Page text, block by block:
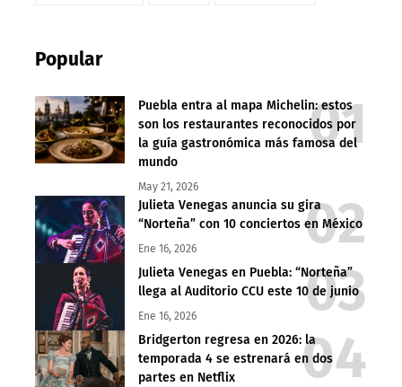
Popular
Puebla entra al mapa Michelin: estos
son los restaurantes reconocidos por
la guía gastronómica más famosa del
mundo
May 21, 2026
Julieta Venegas anuncia su gira
“Norteña” con 10 conciertos en México
Ene 16, 2026
Julieta Venegas en Puebla: “Norteña”
llega al Auditorio CCU este 10 de junio
Ene 16, 2026
Bridgerton regresa en 2026: la
temporada 4 se estrenará en dos
partes en Netflix